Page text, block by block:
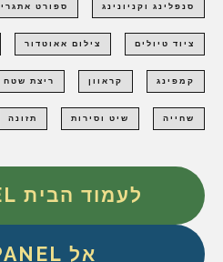
סנפלינג וקניונינג ספורט אתגרי
ציוד טיולים צילום אאוטדור
קמפינג קראוון ריצת שטח
שחייה שיט וסירות תזונה
לעמוד הבית OUTPANEL
אל RUNPANEL